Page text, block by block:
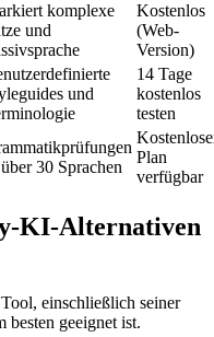
komplexe
und
Kostenlos
(Web-
Version)
und
14 Tage
kostenlos
testen
30 Sprachen
Plan
verfügbar
KI-Alternativen
einschließlich seiner
besten geeignet ist.